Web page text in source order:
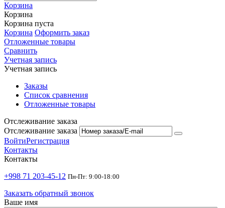
Корзина
Корзина
Корзина пуста
Корзина Оформить заказ
Отложенные товары
Сравнить
Учетная запись
Учетная запись
Заказы
Список сравнения
Отложенные товары
Отслеживание заказа
Отслеживание заказа
ВойтиРегистрация
Контакты
Контакты
+998 71 203-45-12 Пн-Пт: 9:00-18:00
Заказать обратный звонок
Ваше имя